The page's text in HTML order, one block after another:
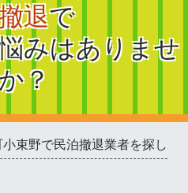
退で
みはありませ
？
束野で民泊撤退業者を探し